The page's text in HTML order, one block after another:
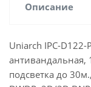
Описание
Uniarch IPC-
подсветка до